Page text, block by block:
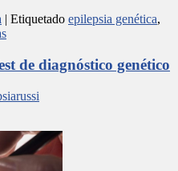
| Etiquetado epilepsia genética,
de diagnóstico genético